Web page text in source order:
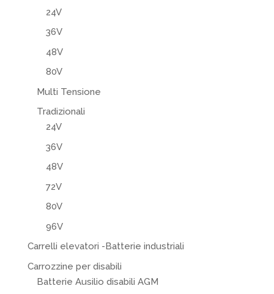
24V
36V
48V
80V
Multi Tensione
Tradizionali
24V
36V
48V
72V
80V
96V
Carrelli elevatori -Batterie industriali
Carrozzine per disabili
Batterie Ausilio disabili AGM